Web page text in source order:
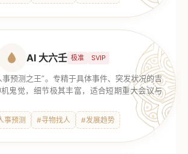
AI 大六壬 极准 SVIP
事预测之王”。专精于具体事件、突发状况的吉
鬼觉，细节极其丰富，适合短期重大会议与
事预测 #寻物找人 #发展趋势